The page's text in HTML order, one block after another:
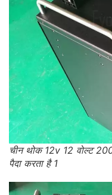
चीन थोक 12v 12 वोल्ट
पैदा करता है 1